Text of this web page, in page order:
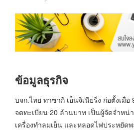
ข้อมูลธุรกิจ
บจก.ไทย ทาซากิ เอ็นจิเนียริ่ง ก่อตั้งเมื่อ
จดทะเบียน 20 ล้านบาท เป็นผู้จัดจำหน่
เครื่องทำลมเย็น และหลอดไฟประหยัด